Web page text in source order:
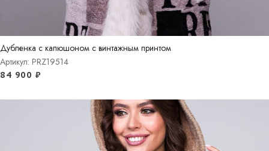
Дубленка с капюшоном с винтажным принтом
Артикул: PRZ19514
84 900 ₽